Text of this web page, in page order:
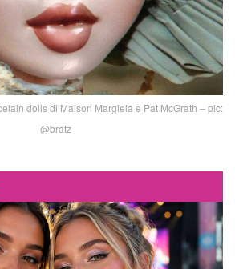
dolls di Maison Margiela e Pat McGrath – pic:
@bratz